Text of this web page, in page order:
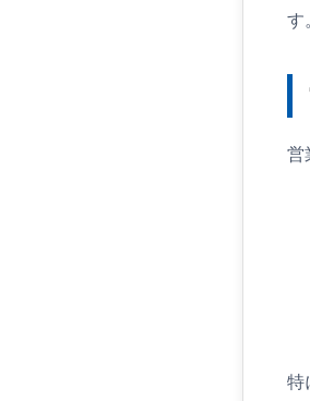
す
営
特